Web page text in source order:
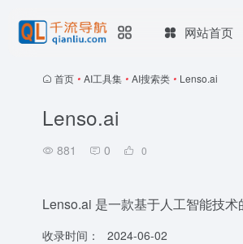
网站首页
首页 • AI工具集 • AI搜索类 • Lenso.ai
Lenso.ai
881 0 0
Lenso.ai 是一款基于人工智能技
收录时间：
2024-06-02